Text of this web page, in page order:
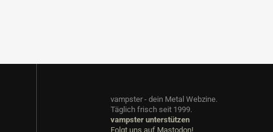
vampster - dein Metal Webzine.
Täglich frisch seit 1999.
vampster unterstützen
Folgt uns auf Mastodon!